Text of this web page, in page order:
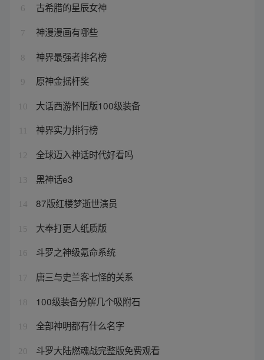
6 古希腊的星辰女神
7 神漫漫画有哪些
8 神界最强者排名榜
9 原神金摇杆奖
10 大话西游怀旧版100级装备
神界实力排行榜
12 全球迈入神话时代好看吗
13 黑神话e3
14 87版红楼梦逝世演员
15 大奉打更人纸质版
16 斗罗之神级氪命系统
17 唐三与史兰客七怪的关系
18 100级装备分解几个吸附石
19 全部神明都有什么名字
20 斗罗大陆燃魂战完整版免费观看